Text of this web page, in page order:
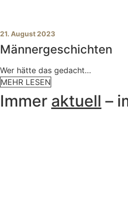
21. August 2023
Männergeschichten
Wer hätte das gedacht…
MEHR LESEN
Immer aktuell –